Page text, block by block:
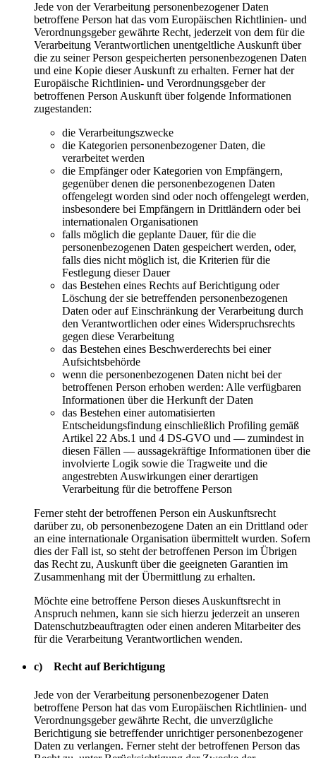
Jede von der Verarbeitung personenbezogener Daten
betroffene Person hat das vom Europäischen Richtlinien- und
Verordnungsgeber gewährte Recht, jederzeit von dem für die
Verarbeitung Verantwortlichen unentgeltliche Auskunft über
die zu seiner Person gespeicherten personenbezogenen Daten
und eine Kopie dieser Auskunft zu erhalten. Ferner hat der
Europäische Richtlinien- und Verordnungsgeber der
betroffenen Person Auskunft über folgende Informationen
zugestanden:
die Verarbeitungszwecke
die Kategorien personenbezogener Daten, die
verarbeitet werden
die Empfänger oder Kategorien von Empfängern,
gegenüber denen die personenbezogenen Daten
offengelegt worden sind oder noch offengelegt werden,
insbesondere bei Empfängern in Drittländern oder bei
internationalen Organisationen
falls möglich die geplante Dauer, für die die
personenbezogenen Daten gespeichert werden, oder,
falls dies nicht möglich ist, die Kriterien für die
Festlegung dieser Dauer
das Bestehen eines Rechts auf Berichtigung oder
Löschung der sie betreffenden personenbezogenen
Daten oder auf Einschränkung der Verarbeitung durch
den Verantwortlichen oder eines Widerspruchsrechts
gegen diese Verarbeitung
das Bestehen eines Beschwerderechts bei einer
Aufsichtsbehörde
wenn die personenbezogenen Daten nicht bei der
betroffenen Person erhoben werden: Alle verfügbaren
Informationen über die Herkunft der Daten
das Bestehen einer automatisierten
Entscheidungsfindung einschließlich Profiling gemäß
Artikel 22 Abs.1 und 4 DS-GVO und — zumindest in
diesen Fällen — aussagekräftige Informationen über die
involvierte Logik sowie die Tragweite und die
angestrebten Auswirkungen einer derartigen
Verarbeitung für die betroffene Person
Ferner steht der betroffenen Person ein Auskunftsrecht
darüber zu, ob personenbezogene Daten an ein Drittland oder
an eine internationale Organisation übermittelt wurden. Sofern
dies der Fall ist, so steht der betroffenen Person im Übrigen
das Recht zu, Auskunft über die geeigneten Garantien im
Zusammenhang mit der Übermittlung zu erhalten.
Möchte eine betroffene Person dieses Auskunftsrecht in
Anspruch nehmen, kann sie sich hierzu jederzeit an unseren
Datenschutzbeauftragten oder einen anderen Mitarbeiter des
für die Verarbeitung Verantwortlichen wenden.
c) Recht auf Berichtigung
Jede von der Verarbeitung personenbezogener Daten
betroffene Person hat das vom Europäischen Richtlinien- und
Verordnungsgeber gewährte Recht, die unverzügliche
Berichtigung sie betreffender unrichtiger personenbezogener
Daten zu verlangen. Ferner steht der betroffenen Person das